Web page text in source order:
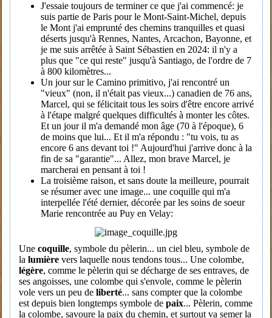
J'essaie toujours de terminer ce que j'ai commencé: je
suis partie de Paris pour le Mont-Saint-Michel, depuis
le Mont j'ai emprunté des chemins tranquilles et quasi
déserts jusqu'à Rennes, Nantes, Arcachon, Bayonne, et
je me suis arrêtée à Saint Sébastien en 2024: il n'y a
plus que "ce qui reste" jusqu'à Santiago, de l'ordre de 7
à 800 kilomètres...
Un jour sur le Camino primitivo, j'ai rencontré un
"vieux" (non, il n'était pas vieux...) canadien de 76 ans,
Marcel, qui se félicitait tous les soirs d'être encore arrivé
à l'étape malgré quelques difficultés à monter les côtes.
Et un jour il m'a demandé mon âge (70 à l'époque), 6
de moins que lui... Et il m'a répondu : "tu vois, tu as
encore 6 ans devant toi !" Aujourd'hui j'arrive donc à la
fin de sa "garantie"... Allez, mon brave Marcel, je
marcherai en pensant à toi !
La troisième raison, et sans doute la meilleure, pourrait
se résumer avec une image... une coquille qui m'a
interpellée l'été dernier, décorée par les soins de soeur
Marie rencontrée au Puy en Velay:
Une coquille, symbole du pèlerin... un ciel bleu, symbole de
la lumièrevers laquelle nous tendons tous... Une colombe,
légère, comme le pèlerin qui se décharge de ses entraves, de
ses angoisses, une colombe qui s'envole, comme le pèlerin
vole vers un peu deliberté... sans compter que la colombe
est depuis bien longtemps symbole depaix... Pèlerin, comme
la colombe, savoure la paix du chemin, et surtout va semer la